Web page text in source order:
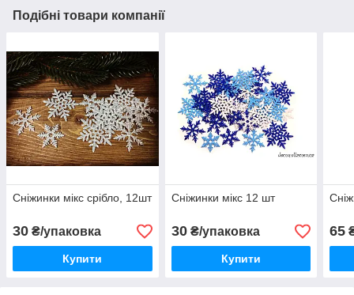
Подібні товари компанії
Сніжинки мікс срібло, 12шт
30 ₴/упаковка
Купити
Сніжинки мікс 12 шт
30₴/упаковка
Купити
65